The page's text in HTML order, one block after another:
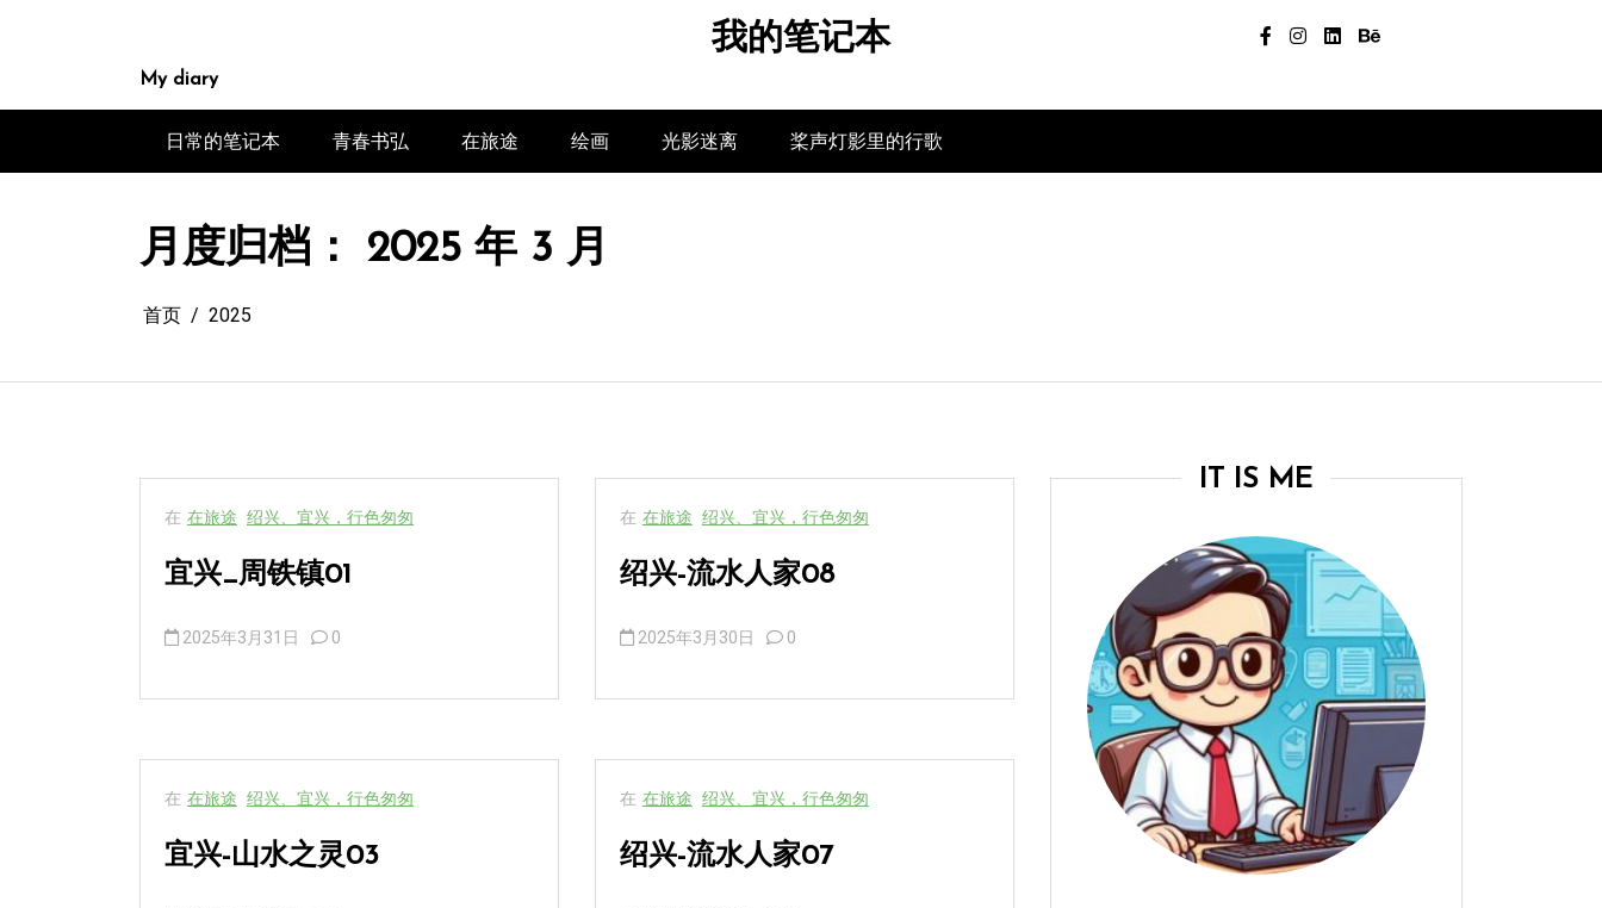
我的笔记本
My diary
日常的笔记本 青春书弘 在旅途 绘画 光影迷离 桨声灯影里的行歌
月度归档： 2025 年 3 月
首页 2025
在 在旅途 绍兴、宜兴，行色匆匆
宜兴_周铁镇01
2025年3月31日 0
在 在旅途 绍兴、宜兴，行色匆匆
宜兴-山水之灵03
在 在旅途 绍兴、宜兴，行色匆匆
绍兴-流水人家08
2025年3月30日 0
在 在旅途 绍兴、宜兴，行色匆匆
绍兴-流水人家07
IT IS ME